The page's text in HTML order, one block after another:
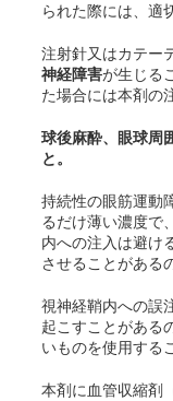
られた際には、適
注射針又はカテー
神経障害が生じる
た場合には本剤の
球後麻酔、眼球周
と。
持続性の眼筋運動
るだけ薄い濃度で
内への注入は避け
させることがある
視神経鞘内への誤
起こすことがある
いものを使用する
本剤に血管収縮剤